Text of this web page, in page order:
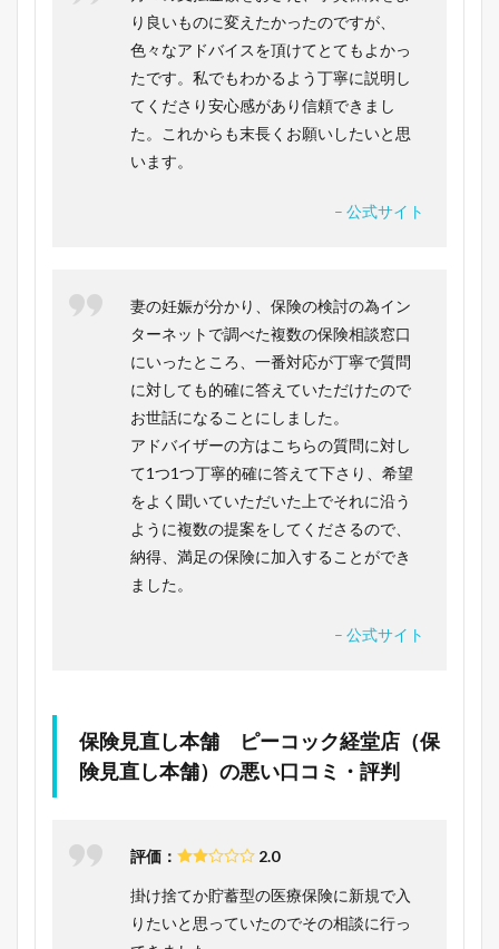
り良いものに変えたかったのですが、
色々なアドバイスを頂けてとてもよかっ
たです。私でもわかるよう丁寧に説明し
てくださり安心感があり信頼できまし
た。これからも末長くお願いしたいと思
います。
– 公式サイト
妻の妊娠が分かり、保険の検討の為イン
ターネットで調べた複数の保険相談窓口
にいったところ、一番対応が丁寧で質問
に対しても的確に答えていただけたので
お世話になることにしました。
アドバイザーの方はこちらの質問に対し
て1つ1つ丁寧的確に答えて下さり、希望
をよく聞いていただいた上でそれに沿う
ように複数の提案をしてくださるので、
納得、満足の保険に加入することができ
ました。
– 公式サイト
保険見直し本舗 ピーコック経堂店（保
険見直し本舗）の悪い口コミ・評判
評価： 2.0
掛け捨てか貯蓄型の医療保険に新規で入
りたいと思っていたのでその相談に行っ